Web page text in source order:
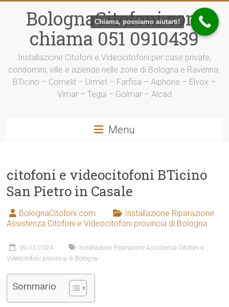
contenutoBolognaCitofoni.com
chiama 051 0910439
Installazione Citofoni e Videocitofoni per case private,
condomini, ville e aziende nelle zone di Bologna e Ravenna.
BTicino – Comelit – Urmet – Farfisa – Aiphone – Elvox –
Vimar – Tegui – Golmar – Alcad
Menu
citofoni e videocitofoni BTicino
San Pietro in Casale
BolognaCitofoni.com
Installazione Riparazione
Assistenza Citofoni e Videocitofoni provincia di Bologna
09/12/2024
Installazione Riparazione Assistenza Citofoni e
Videocitofoni provincia di Bologna
Sommario
Chiama, possiamo aiutarti!